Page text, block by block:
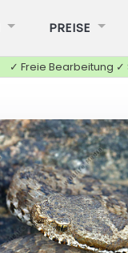
PREISE
✓ Freie Bearbeitung